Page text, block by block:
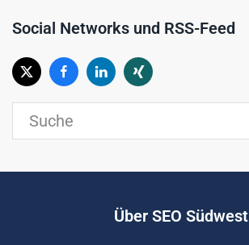
Social Networks und RSS-Feed
Über SEO Südwest